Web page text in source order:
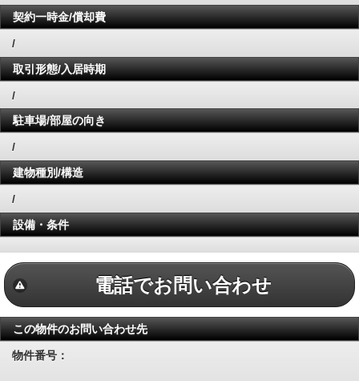
契約一時金/償却費
/
取引形態/入居時期
/
駐車場/部屋の向き
/
建物種別/構造
/
設備・条件
電話でお問い合わせ
この物件のお問い合わせ先
物件番号：